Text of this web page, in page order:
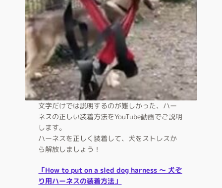
文字だけでは説明するのが難しかった、ハー
ネスの正しい装着方法をYouTube動画でご説明
します。
ハーネスを正しく装着して、犬をストレスか
ら解放しましょう！
「How to put on a sled dog harness ～ 犬ぞ
り用ハーネスの装着方法」